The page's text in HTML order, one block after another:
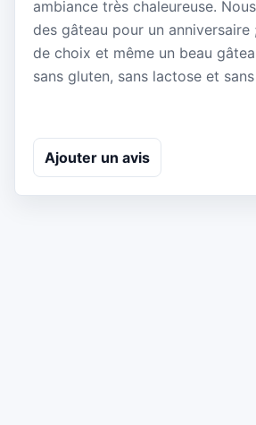
ambiance très chaleureuse.
des gâteau pour un anniversaire
de choix et même un beau
sans gluten, sans lactose et
Ajouter un avis